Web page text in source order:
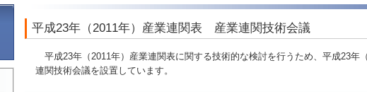
平成23年（2011年）産業連関表 産業連関技術会議
平成23年（2011年）産業連関表に関する技術的な検討を行うため、平成23
連関技術会議を設置しています。